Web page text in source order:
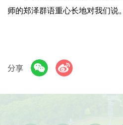
师的郑泽群语重心长地对我们说。
分享